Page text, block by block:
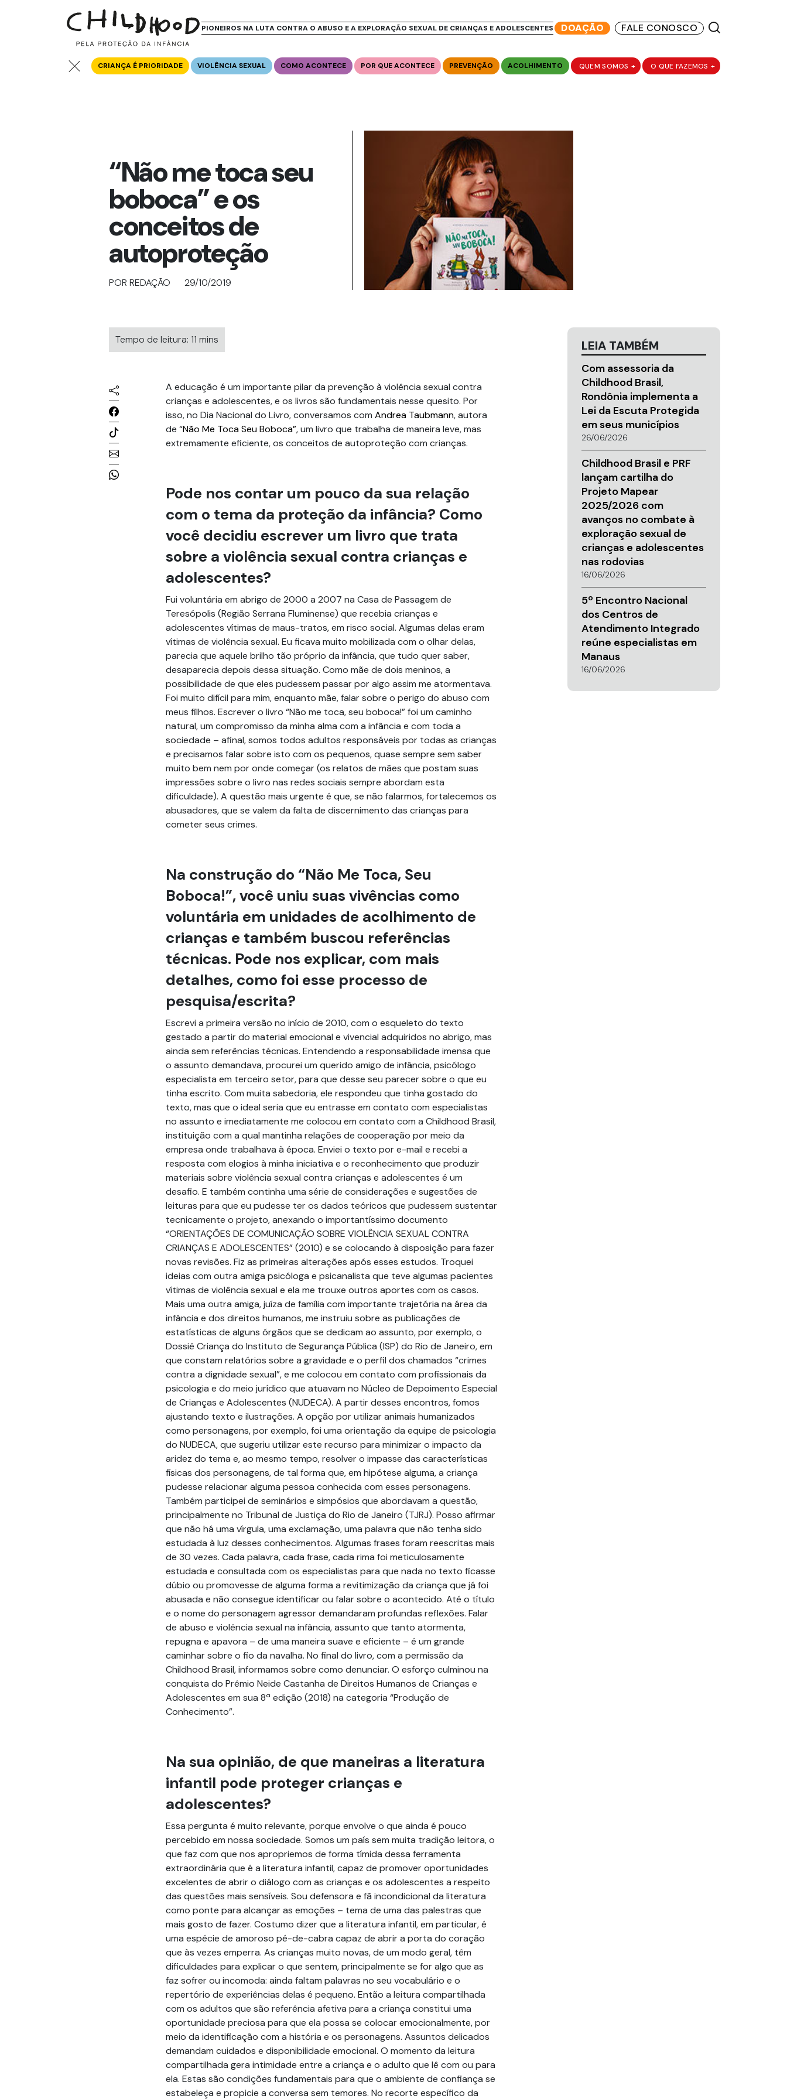
PIONEIROS NA LUTA CONTRA O ABUSO E A EXPLORAÇÃO SEXUAL DE CRIANÇAS E ADOLESCENTES DOAÇÃO FALE CONOSCO
CRIANÇA É PRIORIDADE VIOLÊNCIA SEXUAL COMO ACONTECE POR QUE ACONTECE PREVENÇÃO ACOLHIMENTO QUEM SOMOS + O QUE FAZEMOS +
“Não me toca seu
boboca” e os
conceitos de
autoproteção
POR REDAÇÃO 29/10/2019
Tempo de leitura: 11 mins
A educação é um importante pilar da prevenção à violência sexual contra
crianças e adolescentes, e os livros são fundamentais nesse quesito. Por
isso, no Dia Nacional do Livro, conversamos com Andrea Taubmann, autora
de “Não Me Toca Seu Boboca”,um livro que trabalha de maneira leve, mas
extremamente eficiente, os conceitos de autoproteção com crianças.
Pode nos contar um pouco da sua relação
com o tema da proteção da infância? Como
você decidiu escrever um livro que trata
sobre a violência sexual contra crianças e
adolescentes?
Fui voluntária em abrigo de 2000 a 2007 na Casa de Passagem de
Teresópolis (Região Serrana Fluminense) que recebia crianças e
adolescentes vítimas de maus-tratos, em risco social. Algumas delas eram
vítimas de violência sexual. Eu ficava muito mobilizada com o olhar delas,
parecia que aquele brilho tão próprio da infância, que tudo quer saber,
desaparecia depois dessa situação. Como mãe de dois meninos, a
possibilidade de que eles pudessem passar por algo assim me atormentava.
Foi muito difícil para mim, enquanto mãe, falar sobre o perigo do abuso com
meus filhos. Escrever o livro “Não me toca, seu boboca!” foi um caminho
natural, um compromisso da minha alma com a infância e com toda a
sociedade – afinal, somos todos adultos responsáveis por todas as crianças
e precisamos falar sobre isto com os pequenos, quase sempre sem saber
muito bem nem por onde começar (os relatos de mães que postam suas
impressões sobre o livro nas redes sociais sempre abordam esta
dificuldade). A questão mais urgente é que, se não falarmos, fortalecemos os
abusadores, que se valem da falta de discernimento das crianças para
cometer seus crimes.
Na construção do “Não Me Toca, Seu
Boboca!”, você uniu suas vivências como
voluntária em unidades de acolhimento de
crianças e também buscou referências
técnicas. Pode nos explicar, com mais
detalhes, como foi esse processo de
pesquisa/escrita?
Escrevi a primeira versão no início de 2010, com o esqueleto do texto
gestado a partir do material emocional e vivencial adquiridos no abrigo, mas
ainda sem referências técnicas. Entendendo a responsabilidade imensa que
o assunto demandava, procurei um querido amigo de infância, psicólogo
especialista em terceiro setor, para que desse seu parecer sobre o que eu
tinha escrito. Com muita sabedoria, ele respondeu que tinha gostado do
texto, mas que o ideal seria que eu entrasse em contato com especialistas
no assunto e imediatamente me colocou em contato com a Childhood Brasil,
instituição com a qual mantinha relações de cooperação por meio da
empresa onde trabalhava à época. Enviei o texto por e-mail e recebi a
resposta com elogios à minha iniciativa e o reconhecimento que produzir
materiais sobre violência sexual contra crianças e adolescentes é um
desafio. E também continha uma série de considerações e sugestões de
leituras para que eu pudesse ter os dados teóricos que pudessem sustentar
tecnicamente o projeto, anexando o importantíssimo documento
“ORIENTAÇÕES DE COMUNICAÇÃO SOBRE VIOLÊNCIA SEXUAL CONTRA
CRIANÇAS E ADOLESCENTES” (2010) e se colocando à disposição para fazer
novas revisões. Fiz as primeiras alterações após esses estudos. Troquei
ideias com outra amiga psicóloga e psicanalista que teve algumas pacientes
vítimas de violência sexual e ela me trouxe outros aportes com os casos.
Mais uma outra amiga, juíza de família com importante trajetória na área da
infância e dos direitos humanos, me instruiu sobre as publicações de
estatísticas de alguns órgãos que se dedicam ao assunto, por exemplo, o
Dossiê Criança do Instituto de Segurança Pública (ISP) do Rio de Janeiro, em
que constam relatórios sobre a gravidade e o perfil dos chamados “crimes
contra a dignidade sexual”, e me colocou em contato com profissionais da
psicologia e do meio jurídico que atuavam no Núcleo de Depoimento Especial
de Crianças e Adolescentes (NUDECA). A partir desses encontros, fomos
ajustando texto e ilustrações. A opção por utilizar animais humanizados
como personagens, por exemplo, foi uma orientação da equipe de psicologia
do NUDECA, que sugeriu utilizar este recurso para minimizar o impacto da
aridez do tema e, ao mesmo tempo, resolver o impasse das características
físicas dos personagens, de tal forma que, em hipótese alguma, a criança
pudesse relacionar alguma pessoa conhecida com esses personagens.
Também participei de seminários e simpósios que abordavam a questão,
principalmente no Tribunal de Justiça do Rio de Janeiro (TJRJ). Posso afirmar
que não há uma vírgula, uma exclamação, uma palavra que não tenha sido
estudada à luz desses conhecimentos. Algumas frases foram reescritas mais
de 30 vezes. Cada palavra, cada frase, cada rima foi meticulosamente
estudada e consultada com os especialistas para que nada no texto ficasse
dúbio ou promovesse de alguma forma a revitimização da criança que já foi
abusada e não consegue identificar ou falar sobre o acontecido. Até o título
e o nome do personagem agressor demandaram profundas reflexões. Falar
de abuso e violência sexual na infância, assunto que tanto atormenta,
repugna e apavora – de uma maneira suave e eficiente – é um grande
caminhar sobre o fio da navalha. No final do livro, com a permissão da
Childhood Brasil, informamos sobre como denunciar. O esforço culminou na
conquista do Prêmio Neide Castanha de Direitos Humanos de Crianças e
Adolescentes em sua 8ª edição (2018) na categoria “Produção de
Conhecimento”.
Na sua opinião, de que maneiras a literatura
infantil pode proteger crianças e
adolescentes?
Essa pergunta é muito relevante, porque envolve o que ainda é pouco
percebido em nossa sociedade. Somos um país sem muita tradição leitora, o
que faz com que nos apropriemos de forma tímida dessa ferramenta
extraordinária que é a literatura infantil, capaz de promover oportunidades
excelentes de abrir o diálogo com as crianças e os adolescentes a respeito
das questões mais sensíveis. Sou defensora e fã incondicional da literatura
como ponte para alcançar as emoções – tema de uma das palestras que
mais gosto de fazer. Costumo dizer que a literatura infantil, em particular, é
uma espécie de amoroso pé-de-cabra capaz de abrir a porta do coração
que às vezes emperra. As crianças muito novas, de um modo geral, têm
dificuldades para explicar o que sentem, principalmente se for algo que as
faz sofrer ou incomoda: ainda faltam palavras no seu vocabulário e o
repertório de experiências delas é pequeno. Então a leitura compartilhada
com os adultos que são referência afetiva para a criança constitui uma
oportunidade preciosa para que ela possa se colocar emocionalmente, por
meio da identificação com a história e os personagens. Assuntos delicados
demandam cuidados e disponibilidade emocional. O momento da leitura
compartilhada gera intimidade entre a criança e o adulto que lê com ou para
ela. Estas são condições fundamentais para que o ambiente de confiança se
estabeleça e propicie a conversa sem temores. No recorte específico da
LEIA TAMBÉM
Com assessoria da
Childhood Brasil,
Rondônia implementa a
Lei da Escuta Protegida
em seus municípios
26/06/2026
Childhood Brasil e PRF
lançam cartilha do
Projeto Mapear
2025/2026 com
avanços no combate à
exploração sexual de
crianças e adolescentes
nas rodovias
16/06/2026
5º Encontro Nacional
dos Centros de
Atendimento Integrado
reúne especialistas em
Manaus
16/06/2026